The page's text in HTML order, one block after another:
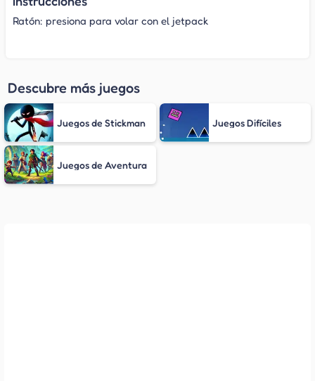
Ratón: presiona para volar con el jetpack
Descubre más juegos
Juegos de Stickman Juegos Difíciles
Juegos de Aventura